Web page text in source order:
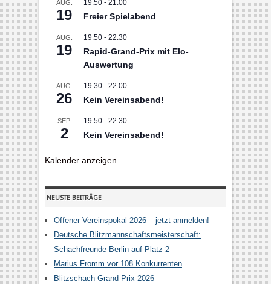
AUG.
19
19.50 - 21.00
Freier Spielabend
AUG.
19
19.50 - 22.30
Rapid-Grand-Prix mit Elo-
Auswertung
AUG.
26
19.30 - 22.00
Kein Vereinsabend!
SEP.
2
19.50 - 22.30
Kein Vereinsabend!
Kalender anzeigen
NEUSTE BEITRÄGE
Offener Vereinspokal 2026 – jetzt anmelden!
Deutsche Blitzmannschaftsmeisterschaft:
Schachfreunde Berlin auf Platz 2
Marius Fromm vor 108 Konkurrenten
Blitzschach Grand Prix 2026